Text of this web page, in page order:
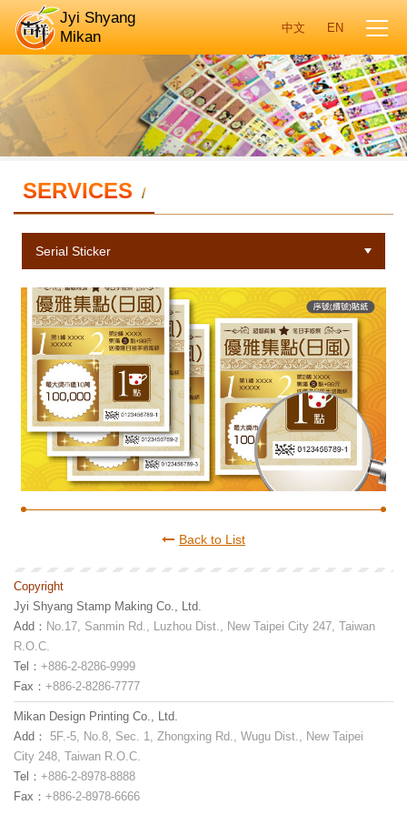
Jyi Shyang
Mikan
SERVICES /
Serial Sticker
Back to List
Copyright
Jyi Shyang Stamp Making Co., Ltd.
Add： No.17, Sanmin Rd., Luzhou Dist., New Taipei City 247, Taiwan
R.O.C.
Tel： +886-2-8286-9999
Fax： +886-2-8286-7777
Mikan Design Printing Co., Ltd.
Add： 5F.-5, No.8, Sec. 1, Zhongxing Rd., Wugu Dist., New Taipei
City 248, Taiwan R.O.C.
Tel： +886-2-8978-8888
Fax： +886-2-8978-6666